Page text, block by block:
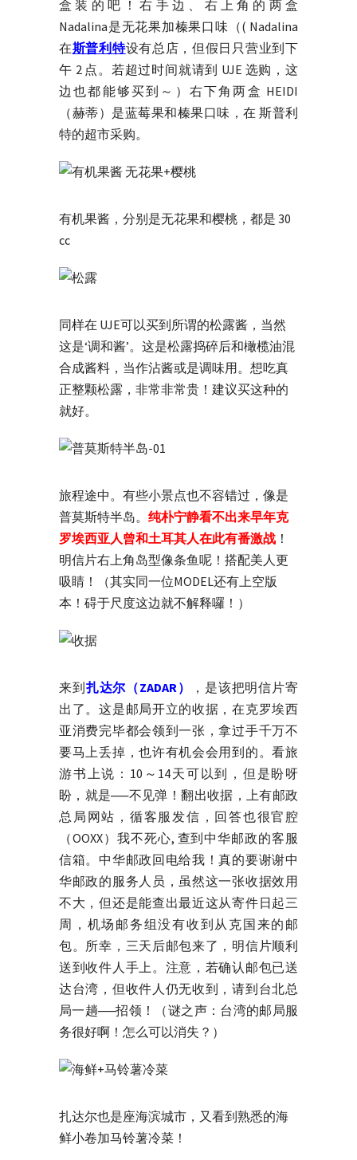
盒装的吧！右手边、右上角的两盒
Nadalina是无花果加榛果口味（( Nadalina
在斯普利特设有总店，但假日只营业到下
午 2 点。若超过时间就请到 UJE 选购，这
边也都能够买到～）右下角两盒 HEIDI
（赫蒂）是蓝莓果和榛果口味，在 斯普利
特的超市采购。
有机果酱，分别是无花果和樱桃，都是 30
cc
同样在 UJE可以买到所谓的松露酱，当然
这是‘调和酱’。这是松露捣碎后和橄榄油混
合成酱料，当作沾酱或是调味用。想吃真
正整颗松露，非常非常贵！建议买这种的
就好。
旅程途中。有些小景点也不容错过，像是
普莫斯特半岛。 纯朴宁静看不出来早年克
罗埃西亚人曾和土耳其人在此有番激战 ！
明信片右上角岛型像条鱼呢！搭配美人更
吸睛！（其实同一位MODEL还有上空版
本！碍于尺度这边就不解释囉！）
来到扎达尔（ZADAR）
，是该把明信片寄
出了。这是邮局开立的收据，在克罗埃西
亚消费完毕都会领到一张，拿过手千万不
要马上丢掉，也许有机会会用到的。看旅
游书上说：10～14天可以到，但是盼呀
盼，就是──不见弹！翻出收据，上有邮政
总局网站，循客服发信，回答也很官腔
（OOXX）我不死心, 查到中华邮政的客服
信箱。中华邮政回电给我！真的要谢谢中
华邮政的服务人员，虽然这一张收据效用
不大，但还是能查出最近这从寄件日起三
周，机场邮务组没有收到从克国来的邮
包。所幸，三天后邮包来了，明信片顺利
送到收件人手上。注意，若确认邮包已送
达台湾，但收件人仍无收到，请到台北总
局一趟──招领！（谜之声：台湾的邮局服
务很好啊！怎么可以消失？）
扎达尔也是座海滨城市，又看到熟悉的海
鲜小卷加马铃薯冷菜！